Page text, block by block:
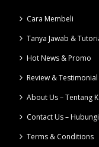
Cara Membeli
Tanya Jawab &
Hot News & Promo
Review & Testimonial
About Us – Tentang
Contact Us –
Terms & Conditions